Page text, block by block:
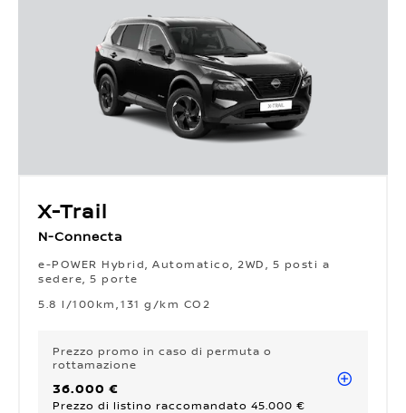
X-Trail
N-Connecta
e-POWER Hybrid, Automatico, 2WD, 5 posti a
sedere, 5 porte
5.8 l/100km 131 g/km CO2
Prezzo promo in caso di permuta o
rottamazione
36.000 €
Prezzo di listino raccomandato 45.000 €